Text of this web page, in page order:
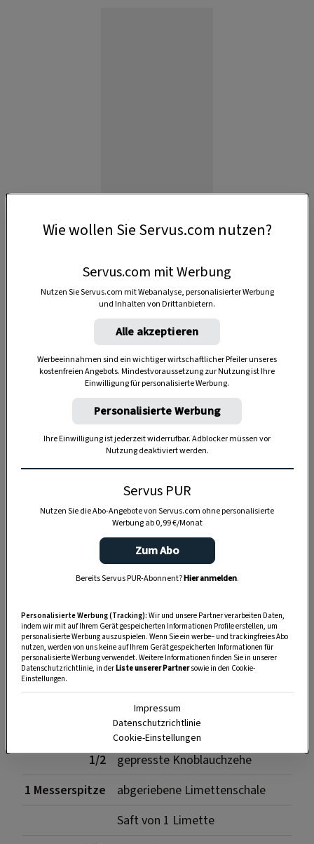
Zutaten
1
Lauchstange
4
Lachsforellenfilets à ca. 150 g
gehackte Kräuter (Petersilie,
Estragon, Dille, Melisse)
1/2
gepresste Knoblauchzehe
1 Messerspitze
abgeriebene Limettenschale
Saft von 1 Limette
Wie wollen Sie Servus.com nutzen?
Servus.com mit Werbung
Nutzen Sie Servus.com mit Webanalyse, personalisierter Werbung
und Inhalten von Drittanbietern.
Alle akzeptieren
Werbeeinnahmen sind ein wichtiger wirtschaftlicher Pfeiler unseres
kostenfreien Angebots. Mindestvoraussetzung zur Nutzung ist Ihre
Einwilligung für personalisierte Werbung.
Personalisierte Werbung
Ihre Einwilligung ist jederzeit widerrufbar. Adblocker müssen vor
Nutzung deaktiviert werden.
Servus PUR
Nutzen Sie die Abo-Angebote von Servus.com ohne personalisierte
Werbung ab 0,99 €/Monat
Zum Abo
Bereits Servus PUR-Abonnent?Hier anmelden.
Personalisierte Werbung (Tracking): Wir und unsere Partner verarbeiten Daten,
indem wir mit auf Ihrem Gerät gespeicherten Informationen Profile erstellen, um
personalisierte Werbung auszuspielen. Wenn Sie ein werbe– und trackingfreies Abo
nutzen, werden von uns keine auf Ihrem Gerät gespeicherten Informationen für
personalisierte Werbung verwendet. Weitere Informationen finden Sie in unserer
Datenschutzrichtlinie, in derListe unserer Partnersowie in den Cookie-
Einstellungen.
Impressum
Datenschutzrichtlinie
Cookie-Einstellungen